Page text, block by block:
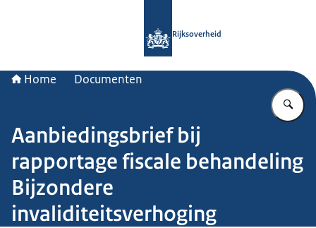
Rijksoverheid
Home Documenten
Aanbiedingsbrief bij
rapportage fiscale behandeling
Bijzondere
invaliditeitsverhoging